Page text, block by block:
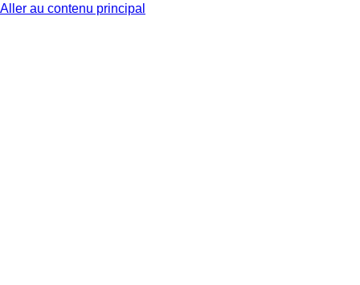
Aller au contenu principal